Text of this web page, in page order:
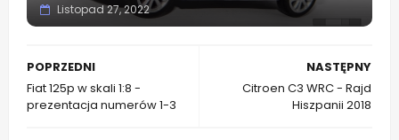
Listopad 27, 2022
NASTĘPNY
Citroen C3 WRC - Rajd
Hiszpanii 2018
POPRZEDNI
Fiat 125p w skali 1:8 -
prezentacja numerów 1-3